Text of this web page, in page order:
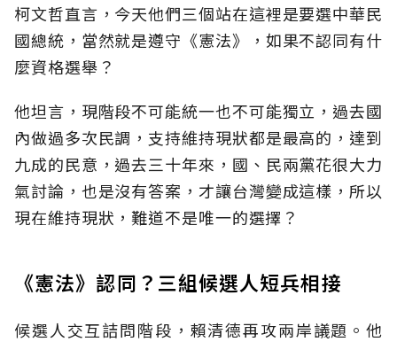
柯文哲直言，今天他們三個站在這裡是要選中華民
國總統，當然就是遵守《憲法》，如果不認同有什
麼資格選舉？
他坦言，現階段不可能統一也不可能獨立，過去國
內做過多次民調，支持維持現狀都是最高的，達到
九成的民意，過去三十年來，國、民兩黨花很大力
氣討論，也是沒有答案，才讓台灣變成這樣，所以
現在維持現狀，難道不是唯一的選擇？
《憲法》認同？三組候選人短兵相接
候選人交互詰問階段，賴清德再攻兩岸議題。他